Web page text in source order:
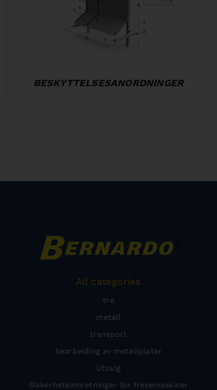
BESKYTTELSESANORDNINGER
All categories
tre
metall
transport
bearbeiding av metallplater
Utsalg
Sikkerhetsinnretninger for fresemaskiner